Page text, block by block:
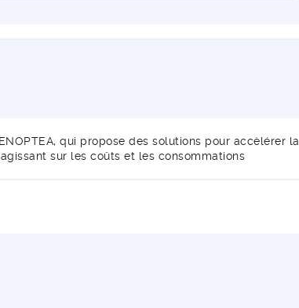
qui propose des solutions pour accèlérer la
sur les coûts et les consommations